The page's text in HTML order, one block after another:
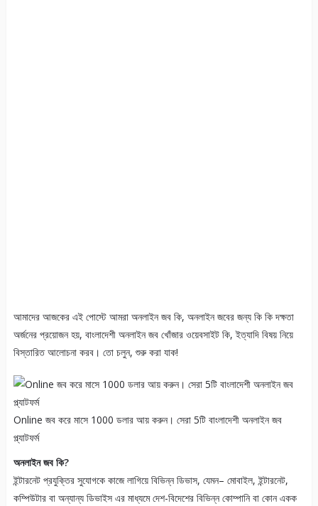
আমাদের আজকের এই পোস্টে আমরা অনলাইন জব কি, অনলাইন জবের জন্য কি কি দক্ষতা
অর্জনের প্রয়োজন হয়, বাংলাদেশী অনলাইন জব খোঁজার ওয়েবসাইট কি, ইত্যাদি বিষয় নিয়ে
বিস্তারিত আলোচনা করব। তো চলুন, শুরু করা যাক!
Online জব করে মাসে 1000 ডলার আয় করুন। সেরা 5টি বাংলাদেশী অনলাইন জব
প্ল্যাটফর্ম
অনলাইন জব কি?
ইন্টারনেট প্রযুক্তির সুযোগকে কাজে লাগিয়ে বিভিন্ন ডিভাস, যেমন– মোবাইল, ইন্টারনেট,
কম্পিউটার বা অন্যান্য ডিভাইস এর মাধ্যমে দেশ-বিদেশের বিভিন্ন কোম্পানি বা কোন একক